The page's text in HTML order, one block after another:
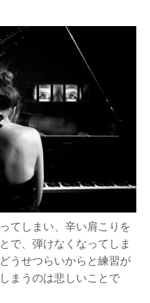
てしまい、辛い肩こりを
で、弾けなくなってしま
うせつらいからと練習が
まうのは悲しいことで